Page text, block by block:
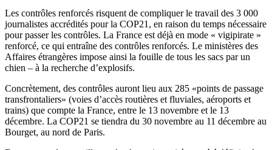
Les contrôles renforcés risquent de compliquer le travail des 3 000
journalistes accrédités pour la COP21, en raison du temps nécessaire
pour passer les contrôles. La France est déjà en mode « vigipirate »
renforcé, ce qui entraîne des contrôles renforcés. Le ministères des
Affaires étrangères impose ainsi la fouille de tous les sacs par un
chien – à la recherche d’explosifs.
Concrètement, des contrôles auront lieu aux 285 «points de passage
transfrontaliers» (voies d’accès routières et fluviales, aéroports et
trains) que compte la France, entre le 13 novembre et le 13
décembre. La COP21 se tiendra du 30 novembre au 11 décembre au
Bourget, au nord de Paris.